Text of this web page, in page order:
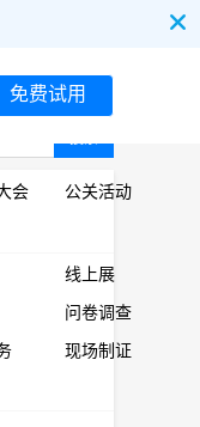
免费试用
会
公关活动
线上展
问卷调查
现场制证